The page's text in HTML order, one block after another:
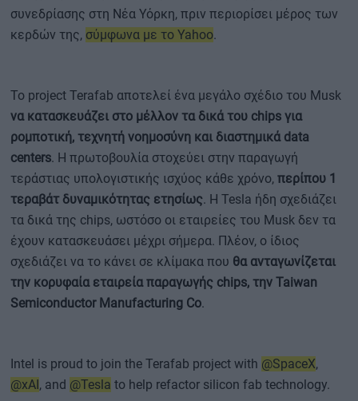
συνεδρίασης στη Νέα Υόρκη, πριν περιορίσει μέρος των
κερδών της, σύμφωνα με το Yahoo.
Το project Terafab αποτελεί ένα μεγάλο σχέδιο του Musk
να κατασκευάζει στο μέλλον τα δικά του chips για
ρομποτική, τεχνητή νοημοσύνη και διαστημικά data
centers. Η πρωτοβουλία στοχεύει στην παραγωγή
τεράστιας υπολογιστικής ισχύος κάθε χρόνο, περίπου 1
τεραβάτ δυναμικότητας ετησίως. Η Tesla ήδη σχεδιάζει
τα δικά της chips, ωστόσο οι εταιρείες του Musk δεν τα
έχουν κατασκευάσει μέχρι σήμερα. Πλέον, ο ίδιος
σχεδιάζει να το κάνει σε κλίμακα που θα ανταγωνίζεται
την κορυφαία εταιρεία παραγωγής chips, την Taiwan
Semiconductor Manufacturing Co.
Intel is proud to join the Terafab project with @SpaceX,
@xAI, and @Tesla to help refactor silicon fab technology.